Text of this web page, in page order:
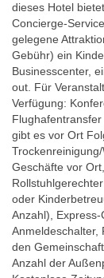
dieses Hotel
Concierge-
gelegene
Gebühr) ein
Businesscenter,
out. Für
Verfügung:
gibt es vor Ort
Geschäfte vor
oder
Anzahl),
Anmeldeschalter,
den
Anzahl der